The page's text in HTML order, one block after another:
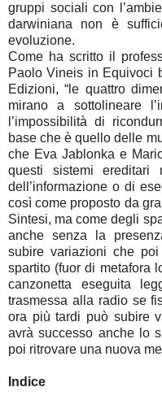
gruppi sociali con
darwiniana non è
evoluzione.
Come ha scritto il
Paolo Vineis in Equivoci
Edizioni, “le quattro
mirano a sottolineare
l’impossibilità di
base che è quello delle
che Eva Jablonka e
questi sistemi ereditari
dell’informazione o di
così come proposto da
Sintesi, ma come degli
anche senza la
subire variazioni che
spartito (fuor di metafora
canzonetta eseguita
trasmessa alla radio se
ora più tardi può subire
avrà successo anche lo
poi ritrovare una nuova
Indice